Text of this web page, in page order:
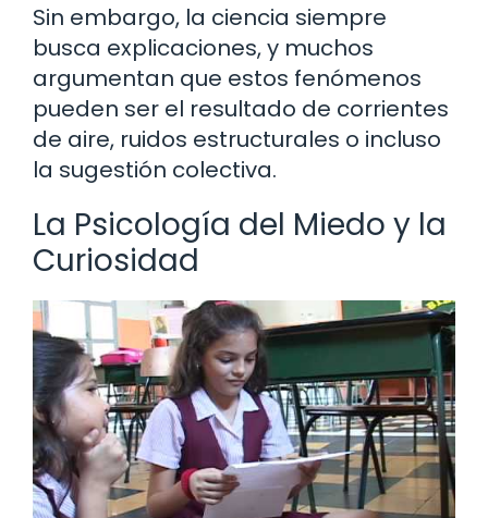
Sin embargo, la ciencia siempre
busca explicaciones, y muchos
argumentan que estos fenómenos
pueden ser el resultado de corrientes
de aire, ruidos estructurales o incluso
la sugestión colectiva.
La Psicología del Miedo y la
Curiosidad